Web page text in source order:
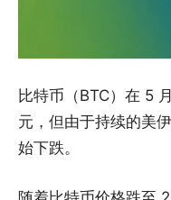
比特币（BTC）在 5
元，但由于持续的美
始下跌。